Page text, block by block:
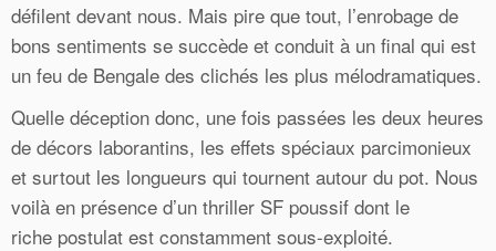
défilent devant nous. Mais pire que tout, l’enrobage de
bons sentiments se succède et conduit à un final qui est
un feu de Bengale des clichés les plus mélodramatiques.
Quelle déception donc, une fois passées les deux heures
de décors laborantins, les effets spéciaux parcimonieux
et surtout les longueurs qui tournent autour du pot. Nous
voilà en présence d’un thriller SF poussif dont le
riche postulat est constamment sous-exploité.